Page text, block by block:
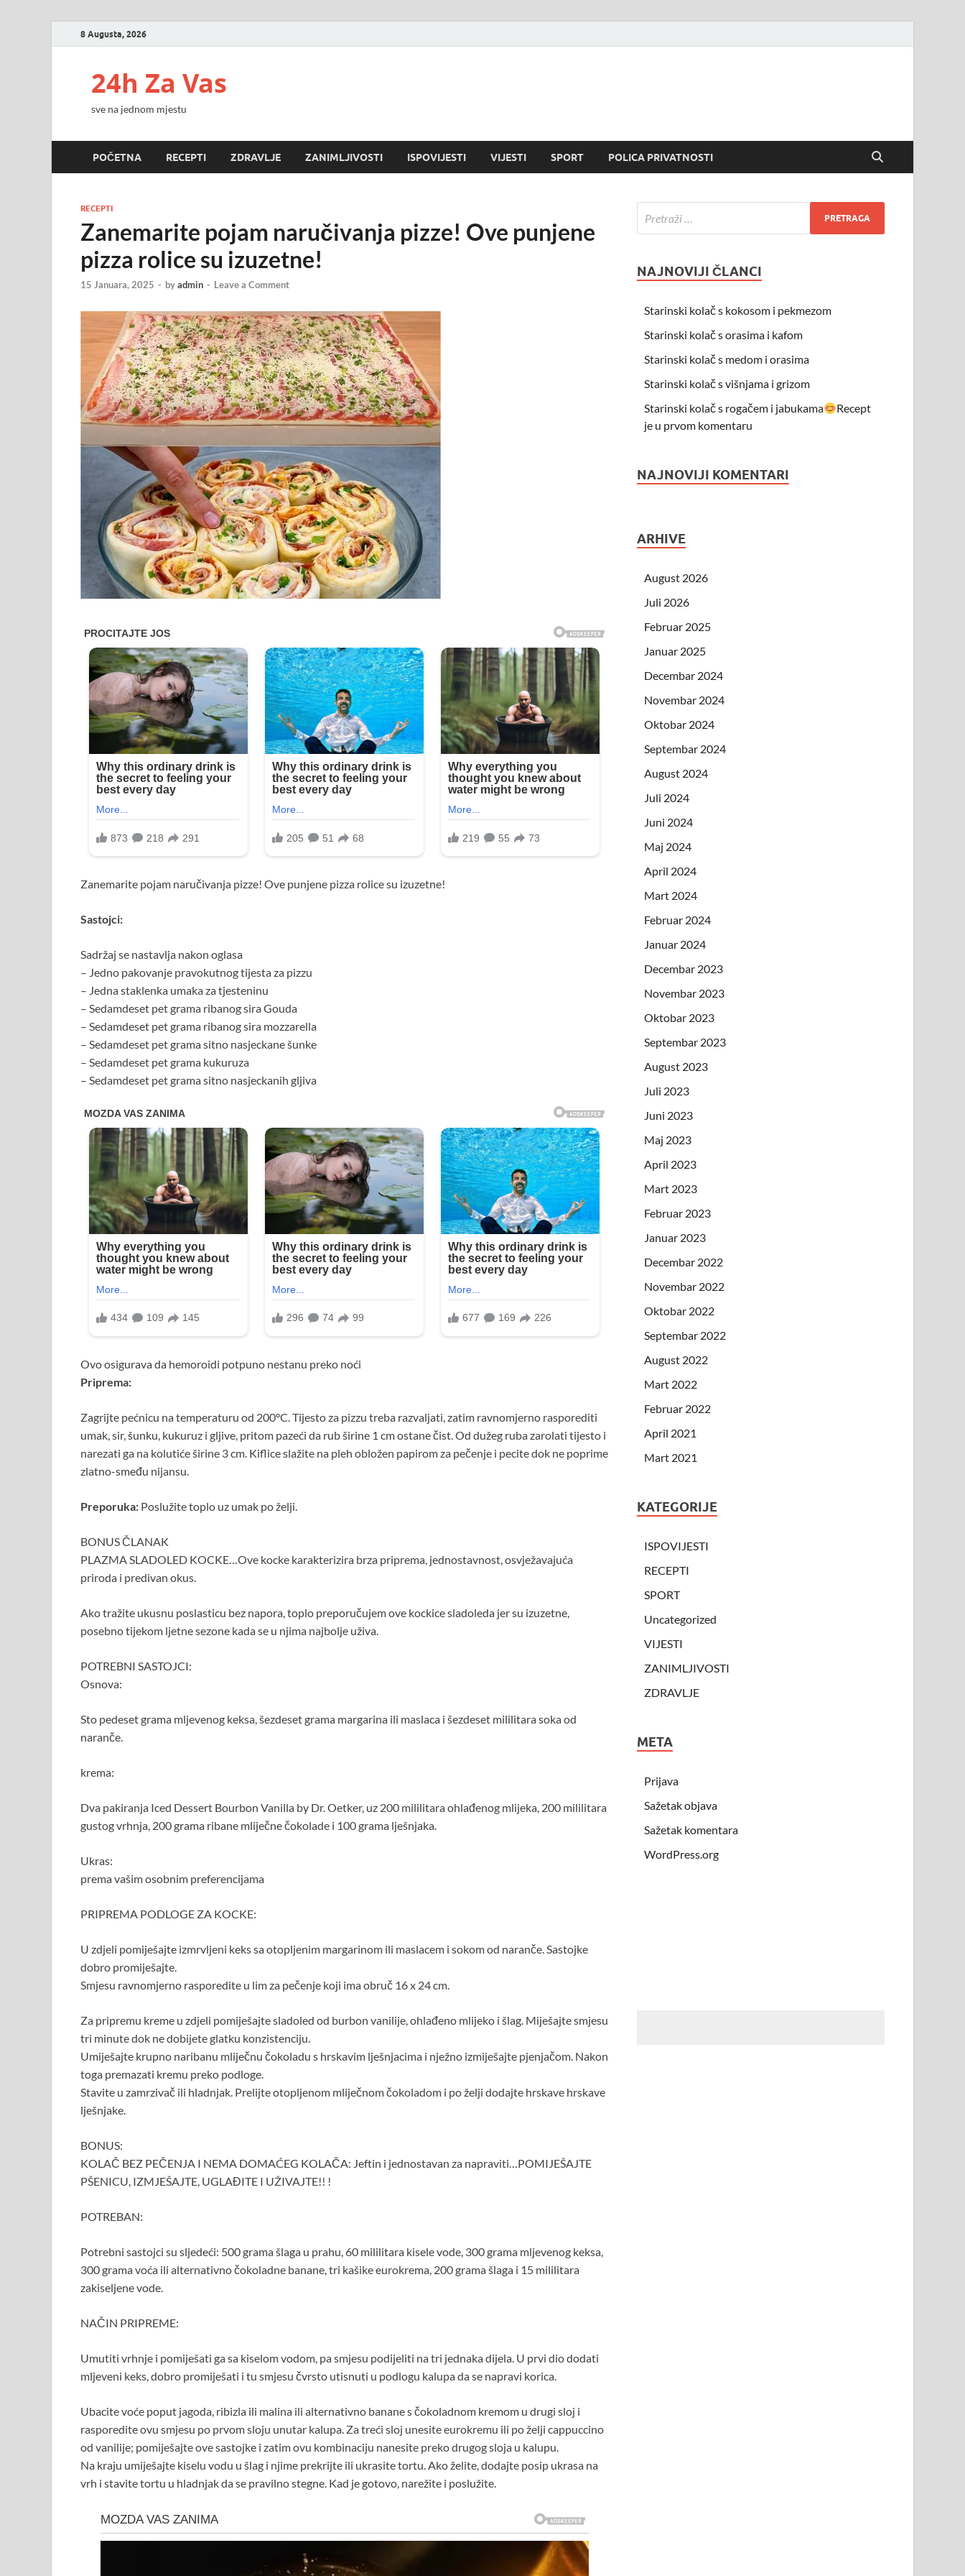
8 Augusta, 2026
24h Za Vas
sve na jednom mjestu
POČETNA RECEPTI ZDRAVLJE ZANIMLJIVOSTI ISPOVIJESTI VIJESTI SPORT POLICA PRIVATNOSTI
RECEPTI
Zanemarite pojam naručivanja pizze! Ove punjene
pizza rolice su izuzetne!
15 Januara, 2025 - byadmin - Leave a Comment
Zanemarite pojam naručivanja pizze! Ove punjene pizza rolice su izuzetne!
Sastojci:
Sadržaj se nastavlja nakon oglasa
– Jedno pakovanje pravokutnog tijesta za pizzu
– Jedna staklenka umaka za tjesteninu
– Sedamdeset pet grama ribanog sira Gouda
– Sedamdeset pet grama ribanog sira mozzarella
– Sedamdeset pet grama sitno nasjeckane šunke
– Sedamdeset pet grama kukuruza
– Sedamdeset pet grama sitno nasjeckanih gljiva
Ovo osigurava da hemoroidi potpuno nestanu preko noći
Priprema:
Zagrijte pećnicu na temperaturu od 200°C. Tijesto za pizzu treba razvaljati, zatim ravnomjerno rasporediti
umak, sir, šunku, kukuruz i gljive, pritom pazeći da rub širine 1 cm ostane čist. Od dužeg ruba zarolati tijesto i
narezati ga na kolutiće širine 3 cm. Kiflice slažite na pleh obložen papirom za pečenje i pecite dok ne poprime
zlatno-smeđu nijansu.
Preporuka: Poslužite toplo uz umak po želji.
BONUS ČLANAK
PLAZMA SLADOLED KOCKE…Ove kocke karakterizira brza priprema, jednostavnost, osvježavajuća
priroda i predivan okus.
Ako tražite ukusnu poslasticu bez napora, toplo preporučujem ove kockice sladoleda jer su izuzetne,
posebno tijekom ljetne sezone kada se u njima najbolje uživa.
POTREBNI SASTOJCI:
Osnova:
Sto pedeset grama mljevenog keksa, šezdeset grama margarina ili maslaca i šezdeset mililitara soka od
naranče.
krema:
Dva pakiranja Iced Dessert Bourbon Vanilla by Dr. Oetker, uz 200 mililitara ohlađenog mlijeka, 200 mililitara
gustog vrhnja, 200 grama ribane mliječne čokolade i 100 grama lješnjaka.
Ukras:
prema vašim osobnim preferencijama
PRIPREMA PODLOGE ZA KOCKE:
U zdjeli pomiješajte izmrvljeni keks sa otopljenim margarinom ili maslacem i sokom od naranče. Sastojke
dobro promiješajte.
Smjesu ravnomjerno rasporedite u lim za pečenje koji ima obruč 16 x 24 cm.
Za pripremu kreme u zdjeli pomiješajte sladoled od burbon vanilije, ohlađeno mlijeko i šlag. Miješajte smjesu
tri minute dok ne dobijete glatku konzistenciju.
Umiješajte krupno naribanu mliječnu čokoladu s hrskavim lješnjacima i nježno izmiješajte pjenjačom. Nakon
toga premazati kremu preko podloge.
Stavite u zamrzivač ili hladnjak. Prelijte otopljenom mliječnom čokoladom i po želji dodajte hrskave hrskave
lješnjake.
BONUS:
KOLAČ BEZ PEČENJA I NEMA DOMAĆEG KOLAČA: Jeftin i jednostavan za napraviti…POMIJEŠAJTE
PŠENICU, IZMJEŠAJTE, UGLAĐITE I UŽIVAJTE!! !
POTREBAN:
Potrebni sastojci su sljedeći: 500 grama šlaga u prahu, 60 mililitara kisele vode, 300 grama mljevenog keksa,
300 grama voća ili alternativno čokoladne banane, tri kašike eurokrema, 200 grama šlaga i 15 mililitara
zakiseljene vode.
NAČIN PRIPREME:
Umutiti vrhnje i pomiješati ga sa kiselom vodom, pa smjesu podijeliti na tri jednaka dijela. U prvi dio dodati
mljeveni keks, dobro promiješati i tu smjesu čvrsto utisnuti u podlogu kalupa da se napravi korica.
Ubacite voće poput jagoda, ribizla ili malina ili alternativno banane s čokoladnom kremom u drugi sloj i
rasporedite ovu smjesu po prvom sloju unutar kalupa. Za treći sloj unesite eurokremu ili po želji cappuccino
od vanilije; pomiješajte ove sastojke i zatim ovu kombinaciju nanesite preko drugog sloja u kalupu.
Na kraju umiješajte kiselu vodu u šlag i njime prekrijte ili ukrasite tortu. Ako želite, dodajte posip ukrasa na
vrh i stavite tortu u hladnjak da se pravilno stegne. Kad je gotovo, narežite i poslužite.
NAJNOVIJI ČLANCI
Starinski kolač s kokosom i pekmezom
Starinski kolač s orasima i kafom
Starinski kolač s medom i orasima
Starinski kolač s višnjama i grizom
Starinski kolač s rogačem i jabukama
Recept
je u prvom komentaru
NAJNOVIJI KOMENTARI
ARHIVE
August 2026
Juli 2026
Februar 2025
Januar 2025
Decembar 2024
Novembar 2024
Oktobar 2024
Septembar 2024
August 2024
Juli 2024
Juni 2024
Maj 2024
April 2024
Mart 2024
Februar 2024
Januar 2024
Decembar 2023
Novembar 2023
Oktobar 2023
Septembar 2023
August 2023
Juli 2023
Juni 2023
Maj 2023
April 2023
Mart 2023
Februar 2023
Januar 2023
Decembar 2022
Novembar 2022
Oktobar 2022
Septembar 2022
August 2022
Mart 2022
Februar 2022
April 2021
Mart 2021
KATEGORIJE
ISPOVIJESTI
RECEPTI
SPORT
Uncategorized
VIJESTI
ZANIMLJIVOSTI
ZDRAVLJE
META
Prijava
Sažetak objava
Sažetak komentara
WordPress.org